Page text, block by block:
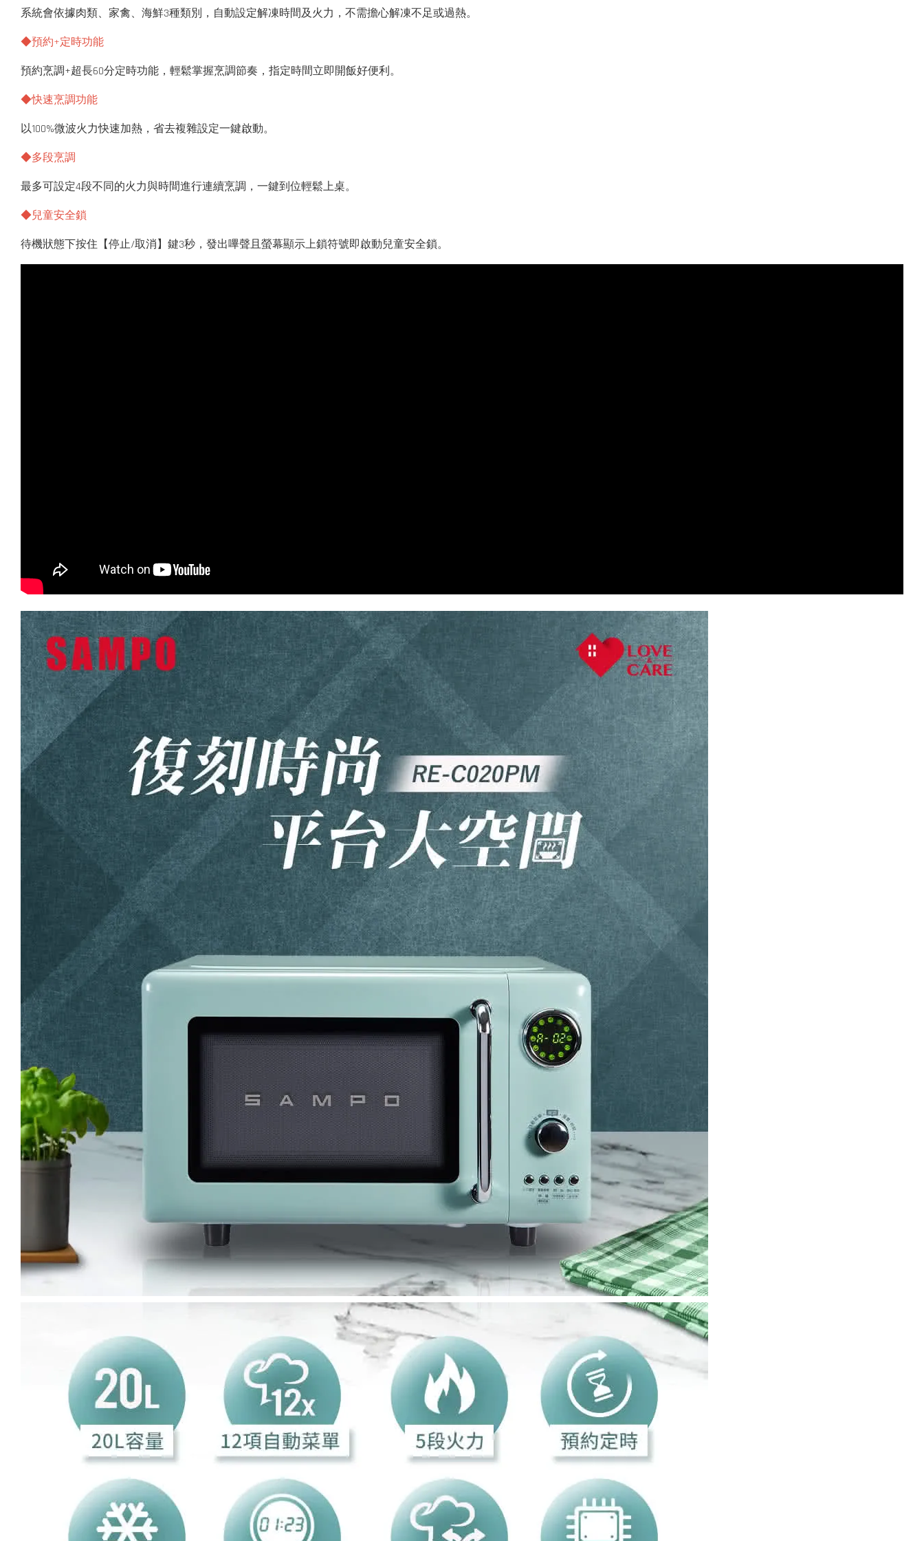
系統會依據肉類、家禽、海鮮3種類別，自動設定解凍時間及火力，不需擔心解凍不足或過熱。
◆預約+定時功能
預約烹調+超長60分定時功能，輕鬆掌握烹調節奏，指定時間立即開飯好便利。
◆快速烹調功能
以100%微波火力快速加熱，省去複雜設定一鍵啟動。
◆多段烹調
最多可設定4段不同的火力與時間進行連續烹調，一鍵到位輕鬆上桌。
◆兒童安全鎖
待機狀態下按住【停止/取消】鍵3秒，發出嗶聲且螢幕顯示上鎖符號即啟動兒童安全鎖。